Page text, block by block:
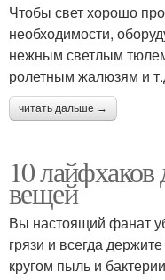
Чтобы свет хорошо
необходимости,
нежным светлым
ролетным жалюзям и
читать дальше →
10
вещей
Вы настоящий фанат
грязи и всегда
кругом пыль и